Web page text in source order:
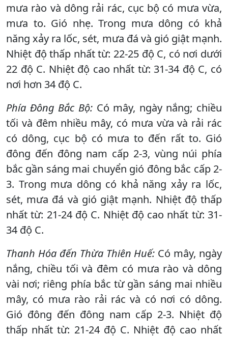
mưa rào và dông rải rác, cục bộ có mưa vừa,
mưa to. Gió nhẹ. Trong mưa dông có khả
năng xảy ra lốc, sét, mưa đá và gió giật mạnh.
Nhiệt độ thấp nhất từ: 22-25 độ C, có nơi dưới
22 độ C. Nhiệt độ cao nhất từ: 31-34 độ C, có
nơi hơn 34 độ C.
Phía Đông Bắc Bộ: Có mây, ngày nắng; chiều
tối và đêm nhiều mây, có mưa vừa và rải rác
có dông, cục bộ có mưa to đến rất to. Gió
đông đến đông nam cấp 2-3, vùng núi phía
bắc gần sáng mai chuyển gió đông bắc cấp 2-
3. Trong mưa dông có khả năng xảy ra lốc,
sét, mưa đá và gió giật mạnh. Nhiệt độ thấp
nhất từ: 21-24 độ C. Nhiệt độ cao nhất từ: 31-
34 độ C.
Thanh Hóa đến Thừa Thiên Huế: Có mây, ngày
nắng, chiều tối và đêm có mưa rào và dông
vài nơi; riêng phía bắc từ gần sáng mai nhiều
mây, có mưa rào rải rác và có nơi có dông.
Gió đông đến đông nam cấp 2-3. Nhiệt độ
thấp nhất từ: 21-24 độ C. Nhiệt độ cao nhất